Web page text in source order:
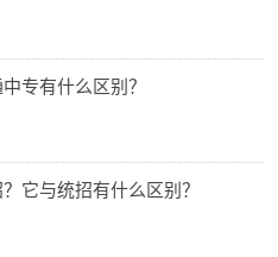
专有什么区别？
它与统招有什么区别？